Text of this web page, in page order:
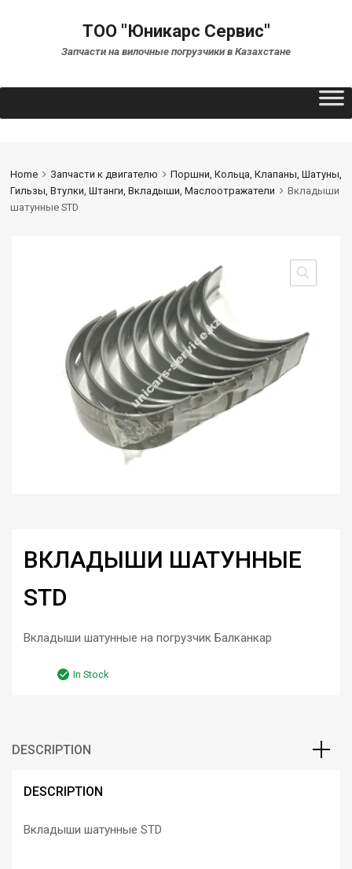
ТОО "Юникарс Сервис"
Запчасти на вилочные погрузчики в Казахстане
Home Запчасти к двигателю
Поршни, Кольца, Клапаны, Шатуны,
Гильзы, Втулки, Штанги, Вкладыши, Маслоотражатели
Вкладыши
шатунные STD
ВКЛАДЫШИ ШАТУННЫЕ
STD
Вкладыши шатунные на погрузчик Балканкар
In Stock
DESCRIPTION
DESCRIPTION
Вкладыши шатунные STD